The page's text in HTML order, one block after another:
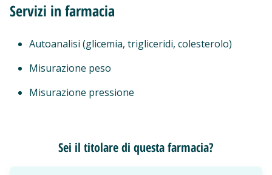
Servizi in farmacia
Autoanalisi (glicemia, trigliceridi, colesterolo)
Misurazione peso
Misurazione pressione
Sei il titolare di questa farmacia?